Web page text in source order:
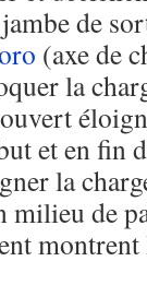
de
(axe de
la
et en fin
la
de
montrent